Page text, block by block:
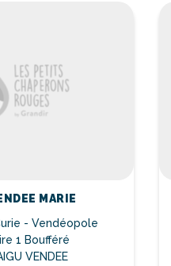
MARIE
- Vendéopole
1 Boufféré
VENDEE